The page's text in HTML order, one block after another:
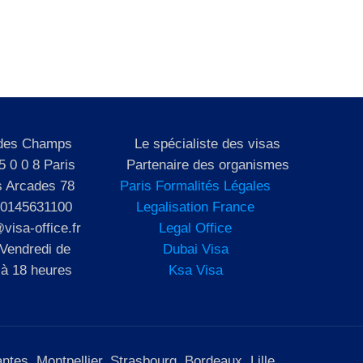
Champs
0 0 8 Paris
Arcades 78
office.fr
de
18 heures
Le spécialiste des visas
Partenaire des organismes
Paris Formalités Légales
Legalisation France
Legal Office
Dubai Visa
Ksa Visa